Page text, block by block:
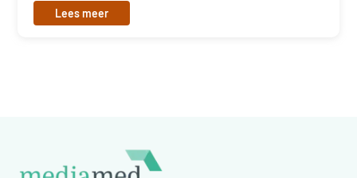
Lees meer